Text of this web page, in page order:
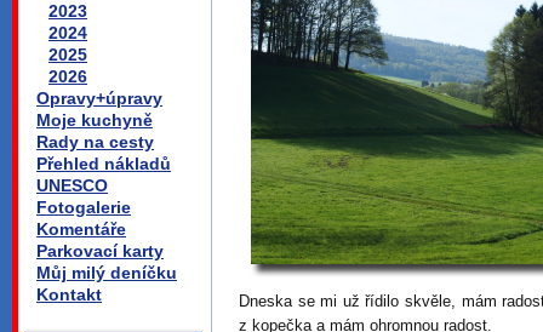
2023
2024
2025
2026
Opravy+úpravy
Moje kuchyně
Rady na cesty
Přehled nákladů
UNESCO
Fotogalerie
Komentáře
Parkovací karty
Můj milý deníčku
Kontakt
Dneska se mi už řídilo skvěle, mám
z kopečka a mám ohromnou radost.